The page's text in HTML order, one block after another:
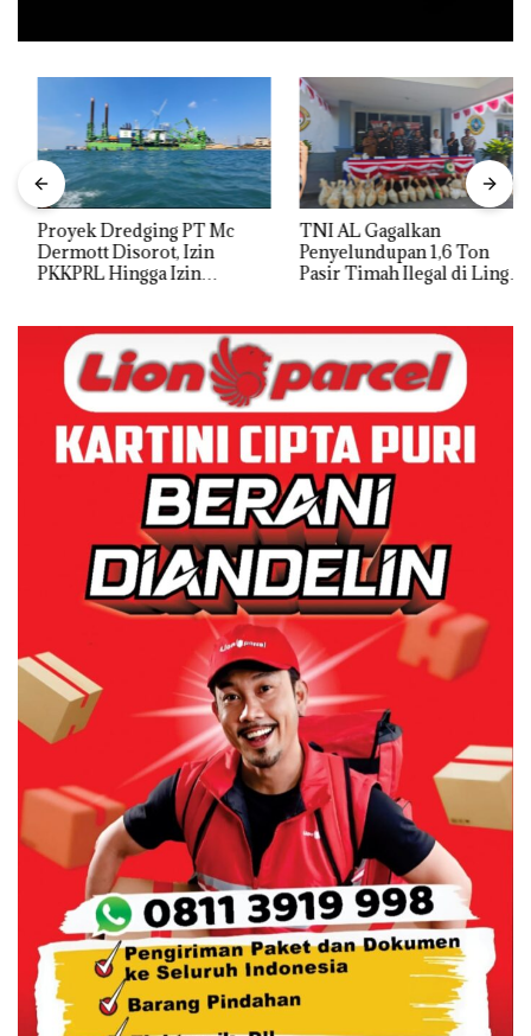
Proyek Dredging PT Mc
Dermott Disorot, Izin
PKKPRL Hingga Izin
TNI AL Gagalkan
Penyelundupan 1,6 Ton
Pasir Timah Ilegal di Lingga,
Diselundupkan ke Malaysia